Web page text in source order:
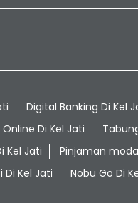
Digital Banking Di Kel
Di Kel Jati
Kel Jati
Pinjaman
Di Kel Jati Nobu Go Di